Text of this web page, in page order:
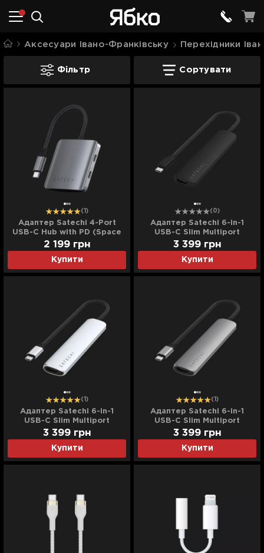
Аксесуари Івано-Франківську Перехідники
Перехідники для iPhone Івано-
Фільтр Сортувати
(1)
Адаптер Satechi 4-Port
USB-C Hub with PD (Space
Gray)
Купити
2 199 грн
(0)
Адаптер Satechi 6-in-1
USB-C Slim Multiport
Adapter 4K (Black)
Купити
3 399 грн
(1)
Адаптер Satechi 6-in-1
USB-C Slim Multiport
Adapter 4K (Silver)
Купити
3 399 грн
(1)
Адаптер Satechi 6-in-1
USB-C Slim Multiport
Adapter 4K (Space Gray)
Купити
3 399 грн